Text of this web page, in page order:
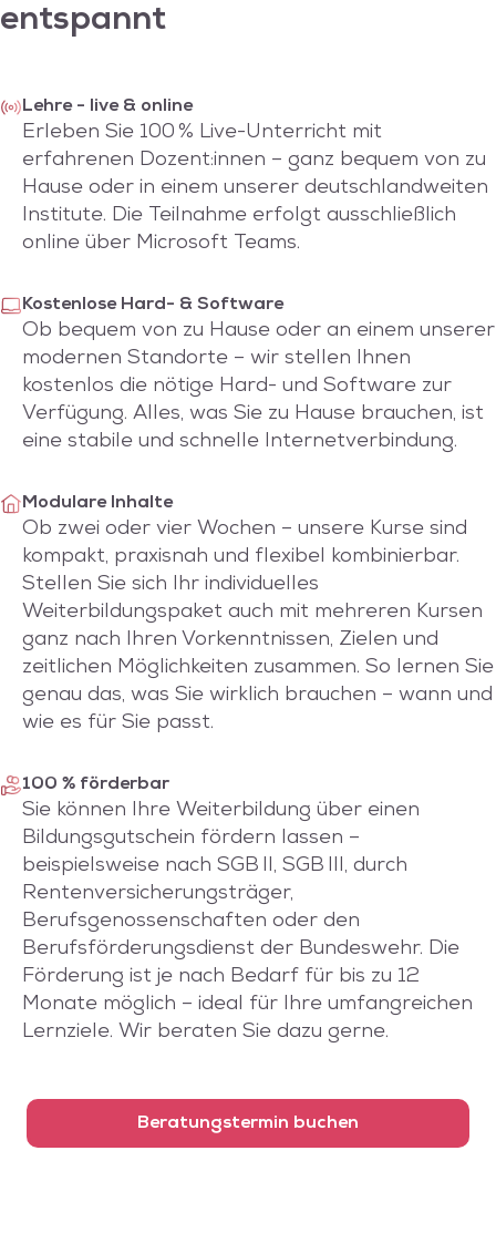
entspannt
Lehre - live & online
Erleben Sie 100 % Live-Unterricht mit
erfahrenen Dozent:innen – ganz bequem von zu
Hause oder in einem unserer deutschlandweiten
Institute. Die Teilnahme erfolgt ausschließlich
online über Microsoft Teams.
Kostenlose Hard- & Software
Ob bequem von zu Hause oder an einem unserer
modernen Standorte – wir stellen Ihnen
kostenlos die nötige Hard- und Software zur
Verfügung. Alles, was Sie zu Hause brauchen, ist
eine stabile und schnelle Internetverbindung.
Modulare Inhalte
Ob zwei oder vier Wochen – unsere Kurse sind
kompakt, praxisnah und flexibel kombinierbar.
Stellen Sie sich Ihr individuelles
Weiterbildungspaket auch mit mehreren Kursen
ganz nach Ihren Vorkenntnissen, Zielen und
zeitlichen Möglichkeiten zusammen. So lernen Sie
genau das, was Sie wirklich brauchen – wann und
wie es für Sie passt.
100 % förderbar
Sie können Ihre Weiterbildung über einen
Bildungsgutschein fördern lassen –
beispielsweise nach SGB II, SGB III, durch
Rentenversicherungsträger,
Berufsgenossenschaften oder den
Berufsförderungsdienst der Bundeswehr. Die
Förderung ist je nach Bedarf für bis zu 12
Monate möglich – ideal für Ihre umfangreichen
Lernziele. Wir beraten Sie dazu gerne.
Beratungstermin buchen